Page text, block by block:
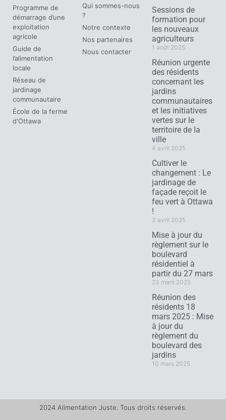
Programme de
démarrage d’une
exploitation
agricole
Guide de
l’alimentation
locale
Réseau de
jardinage
communautaire
École de la ferme
d'Ottawa
Qui sommes-nous
?
Notre contexte
Nos partenaires
Nous contacter
Sessions de
formation pour
les nouveaux
agriculteurs
1 août 2025
Réunion urgente
des résidents
concernant les
jardins
communautaires
et les initiatives
vertes sur le
territoire de la
ville
4 avril 2025
Cultiver le
changement : Le
jardinage de
façade reçoit le
feu vert à Ottawa
!
3 avril 2025
Mise à jour du
règlement sur le
boulevard
résidentiel à
partir du 27 mars
23 mars 2025
Réunion des
résidents 18
mars 2025 : Mise
à jour du
règlement du
boulevard des
jardins
10 mars 2025
2024 Alimentation Juste. Tous droits réservés.